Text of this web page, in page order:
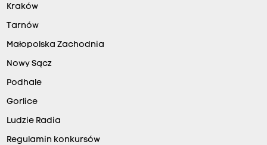
Kraków
Tarnów
Małopolska Zachodnia
Nowy Sącz
Podhale
Gorlice
Ludzie Radia
Regulamin konkursów